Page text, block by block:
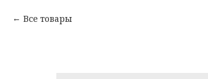
Все товары